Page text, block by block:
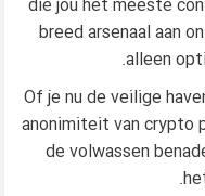
die jou het meeste
breed arsenaal aan
alleen
Of je nu de veilige
anonimiteit van crypto
de volwassen